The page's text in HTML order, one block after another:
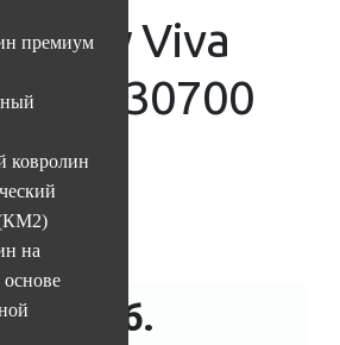
Viva
8 30700
1x4 м
760 руб.
премиум
ковролин
на